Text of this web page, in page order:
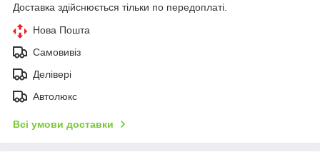
Доставка здійснюється тільки по передоплаті.
Нова Пошта
Самовивіз
Делівері
Автолюкс
Всі умови доставки